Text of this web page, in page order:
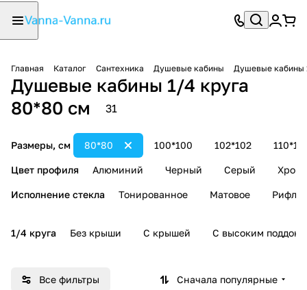
Главная Каталог Сантехника Душевые кабины Душевые кабины
Душевые кабины 1/4 круга
80*80 см
31
Размеры, см 100*100 102*102
80*80
Цвет профиля Алюминий Черный Серый Хром
Исполнение стекла Тонированное Матовое
1/4 круга Без крыши С крышей С высоким
Все фильтры Сначала популярные